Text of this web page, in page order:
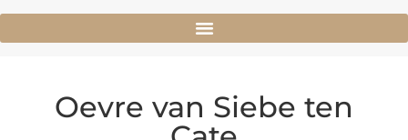
Oevre van Siebe ten